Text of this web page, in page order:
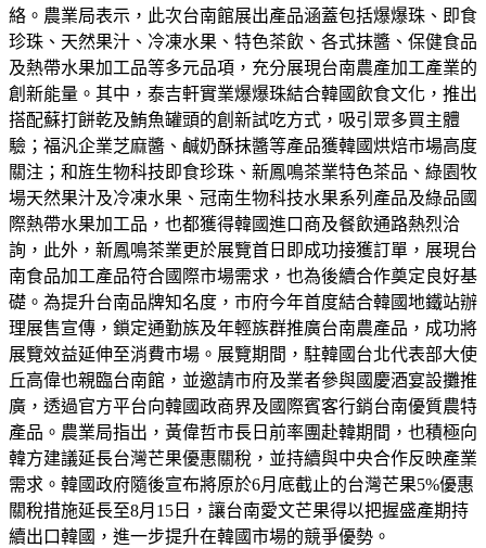
絡。農業局表示，此次台南館展出產品涵蓋包括爆爆珠、即食
珍珠、天然果汁、冷凍水果、特色茶飲、各式抹醬、保健食品
及熱帶水果加工品等多元品項，充分展現台南農產加工產業的
創新能量。其中，泰吉軒實業爆爆珠結合韓國飲食文化，推出
搭配蘇打餅乾及鮪魚罐頭的創新試吃方式，吸引眾多買主體
驗；福汎企業芝麻醬、鹹奶酥抹醬等產品獲韓國烘焙市場高度
關注；和旌生物科技即食珍珠、新鳳鳴茶業特色茶品、綠園牧
場天然果汁及冷凍水果、冠南生物科技水果系列產品及綠品國
際熱帶水果加工品，也都獲得韓國進口商及餐飲通路熱烈洽
詢，此外，新鳳鳴茶業更於展覽首日即成功接獲訂單，展現台
南食品加工產品符合國際市場需求，也為後續合作奠定良好基
礎。為提升台南品牌知名度，市府今年首度結合韓國地鐵站辦
理展售宣傳，鎖定通勤族及年輕族群推廣台南農產品，成功將
展覽效益延伸至消費市場。展覽期間，駐韓國台北代表部大使
丘高偉也親臨台南館，並邀請市府及業者參與國慶酒宴設攤推
廣，透過官方平台向韓國政商界及國際賓客行銷台南優質農特
產品。農業局指出，黃偉哲市長日前率團赴韓期間，也積極向
韓方建議延長台灣芒果優惠關稅，並持續與中央合作反映產業
需求。韓國政府隨後宣布將原於6月底截止的台灣芒果5%優惠
關稅措施延長至8月15日，讓台南愛文芒果得以把握盛產期持
續出口韓國，進一步提升在韓國市場的競爭優勢。